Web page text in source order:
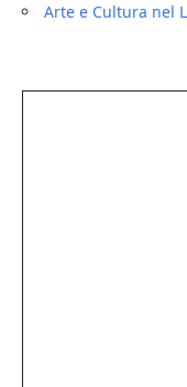
Arte e Cultura nel